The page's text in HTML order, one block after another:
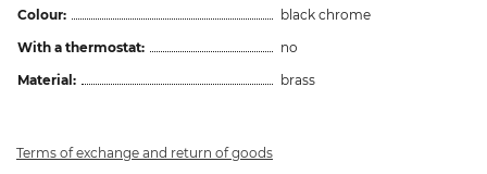
Colour:
black chrome
With a thermostat:
no
Material:
brass
Terms of exchange and return of goods